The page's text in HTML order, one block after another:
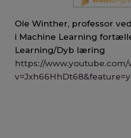
Ole Winther, professor
i Machine Learning
Learning/Dyb læring
https://www.youtube.com/